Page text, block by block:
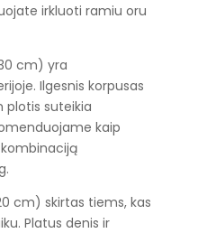
irkluoti ramiu oru
cm) yra
Ilgesnis korpusas
plotis suteikia
kaip
cm) skirtas tiems, kas
Platus denis ir